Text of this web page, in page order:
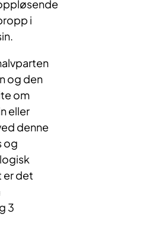
i
og den
om
eller
denne
og
er det
3